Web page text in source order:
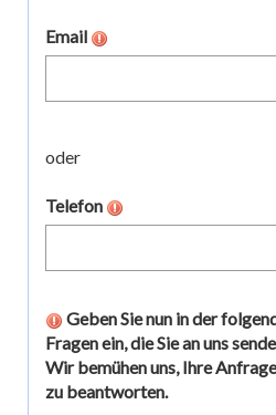
Email
oder
Telefon
Geben Sie nun in der
Fragen ein, die Sie an uns
Wir bemühen uns, Ihre
zu beantworten.